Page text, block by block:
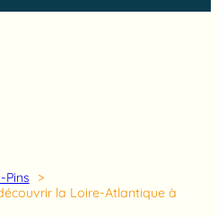
Pins
la Loire-Atlantique à